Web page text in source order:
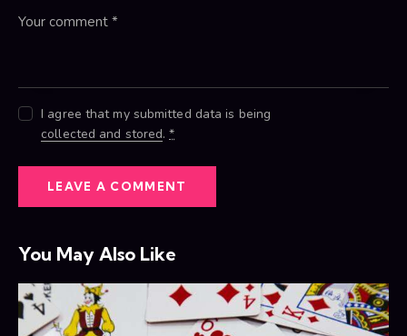
I agree that my submitted data is being
collected and stored.*
You May Also Like